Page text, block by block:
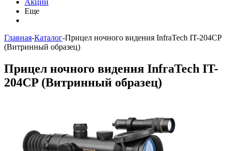
Акции
Еще
Главная-Каталог-Прицел ночного видения InfraTech IT-204CP
(Витринный образец)
Прицел ночного видения InfraTech IT-
204CP (Витринный образец)